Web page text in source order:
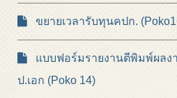
ขยายเวลารับทุนคปก.
แบบฟอร์มรายงานตีพิมพ์ผลง
ป.เอก (Poko 14)